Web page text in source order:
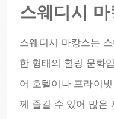
스웨디시
스웨디시 마캉스는
한 형태의 힐링 문화
어 호텔이나 프라이
께 즐길 수 있어 많은